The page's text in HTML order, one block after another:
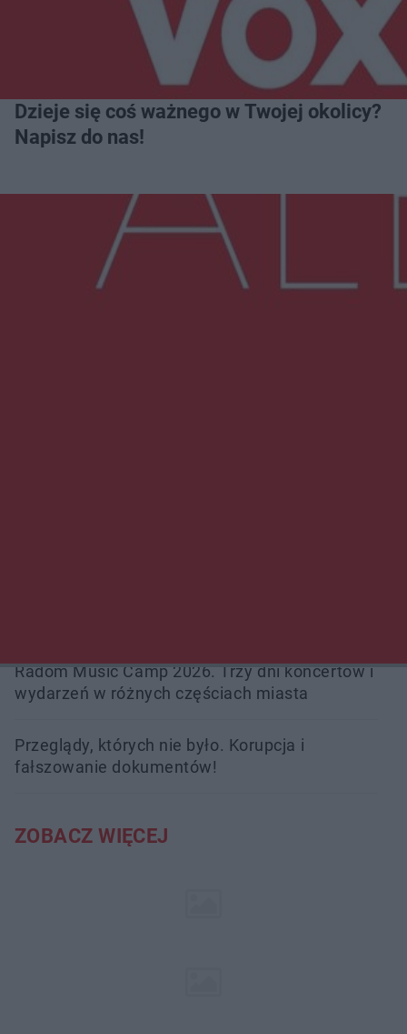
Dzieje się coś ważnego w Twojej okolicy?
Napisz do nas!
Więcej
Radom Music Camp 2026. Trzy dni koncertów i
wydarzeń w różnych częściach miasta
Przeglądy, których nie było. Korupcja i
fałszowanie dokumentów!
ZOBACZ WIĘCEJ